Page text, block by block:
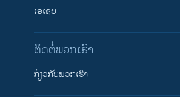
ເອເຊຍ
ຕິດຕໍ່ພວກເຮົາ
ກ່ຽວກັບພວກເຮົາ